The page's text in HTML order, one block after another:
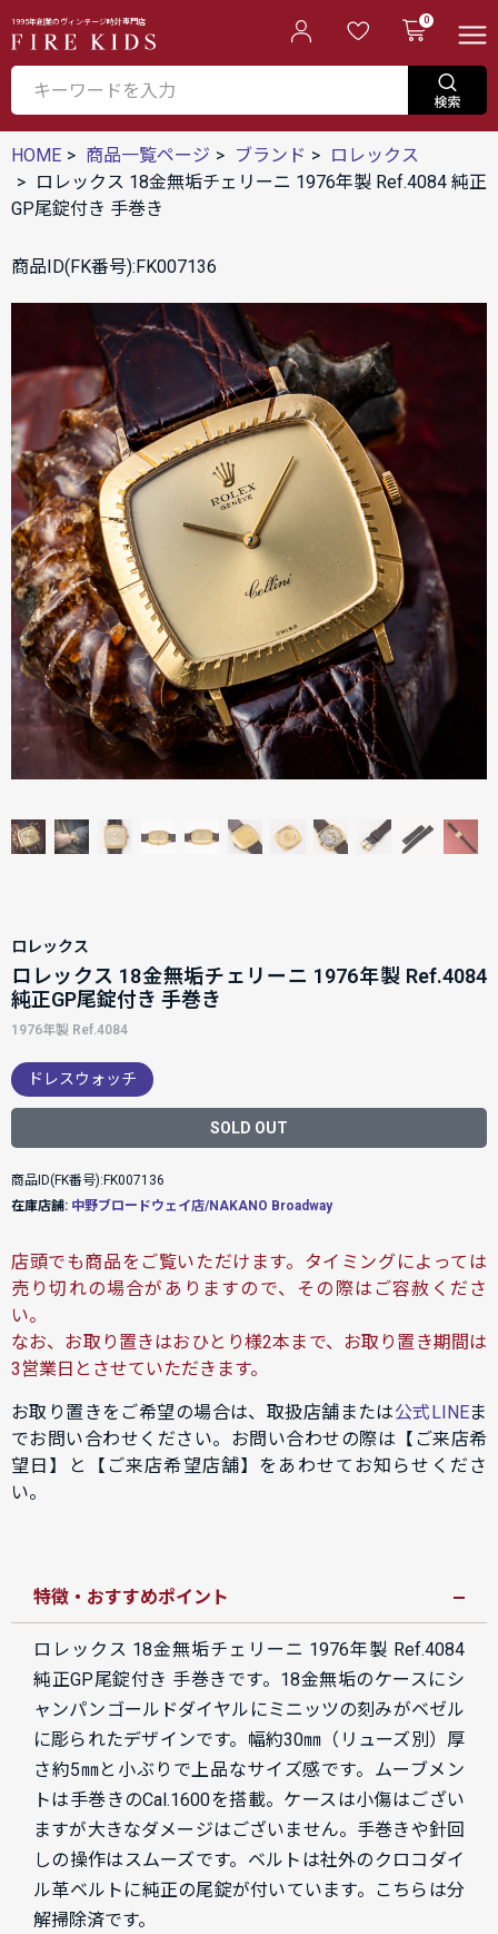
1995年創業のヴィンテージ時計専門店 0
HOME 商品一覧ページ ブランド
ロレックス
ロレックス 18金無垢チェリーニ 1976年製 Ref.4084 純正
GP尾錠付き 手巻き
商品ID(FK番号):FK007136
ロレックス
ロレックス 18金無垢チェリーニ 1976年製 Ref.4084
純正GP尾錠付き 手巻き
1976年製 Ref.4084
ドレスウォッチ
SOLD OUT
商品ID(FK番号):FK007136
在庫店舗: 中野ブロードウェイ店/NAKANO Broadway
店頭でも商品をご覧いただけます。タイミングによっては
売り切れの場合がありますので、その際はご容赦くださ
い。
なお、お取り置きはおひとり様2本まで、お取り置き期間は
3営業日とさせていただきます。
お取り置きをご希望の場合は、取扱店舗または公式LINEま
でお問い合わせください。お問い合わせの際は【ご来店希
望日】と【ご来店希望店舗】をあわせてお知らせくださ
い。
特徴・おすすめポイント
ロレックス 18金無垢チェリーニ 1976年製 Ref.4084
純正GP尾錠付き 手巻きです。18金無垢のケースにシ
ャンパンゴールドダイヤルにミニッツの刻みがベゼル
に彫られたデザインです。幅約30㎜（リューズ別）厚
さ約5㎜と小ぶりで上品なサイズ感です。ムーブメン
トは手巻きのCal.1600を搭載。ケースは小傷はござい
ますが大きなダメージはございません。手巻きや針回
しの操作はスムーズです。ベルトは社外のクロコダイ
ル革ベルトに純正の尾錠が付いています。こちらは分
解掃除済です。